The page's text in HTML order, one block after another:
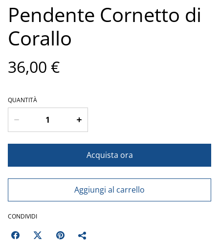
Pendente Cornetto di
Corallo
36,00 €
QUANTITÀ
Acquista ora
Aggiungi al carrello
CONDIVIDI